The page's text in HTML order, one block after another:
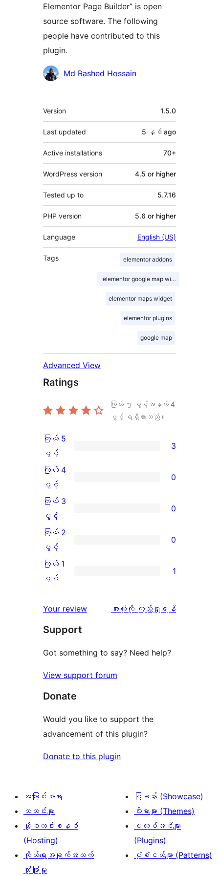
Elementor Page Builder” is open
source software. The following
people have contributed to this
plugin.
Contributors
Md Rashed Hossain
Meta
Version 1.5.0
Last updated 5 နှစ် ago
Active installations 70+
WordPress version 4.5 or higher
Tested up to 5.7.16
PHP version 5.6 or higher
Language English (US)
Tags elementor addons
elementor google map widget
elementor maps widget
elementor plugins
google map
Advanced View
Ratings
ကြယ် ၅ ပွင့်အနက် 4
ပွင့် ရရှိထားသည်။
ကြယ်
5
ပွင့်
အဆင့်
သုံးသပ်
ကြယ် 5
ပွင့်
3
ကြယ်
4
ပွင့်
အဆင့်
သုံးသပ်
ကြယ် 4
ပွင့်
0
ကြယ်
3
ပွင့်
အဆင့်
သုံးသပ်
ကြယ် 3
ပွင့်
0
ကြယ်
2
ပွင့်
သုံးသပ်
0
စောင်
ကြယ် 2
ပွင့်
0
ကြယ်
ပွင့်
သုံးသပ်
ချက်
စောင်
ကြယ် 1
ပွင့်
1
Your review
သုံးသပ်
အားလုံးကို ကြည့်ရှုရန်
Support
Got something to say? Need help?
View support forum
Donate
Would you like to support the
advancement of this plugin?
Donate to this plugin
အကြောင်းအရာ
သတင်းများ
ဟို့စတင်းစနစ်
(Hosting)
ကိုယ်ရေးအချက်အလက်
လုံခြုံမှု
ပြခန်း (Showcase)
သီးမားများ (Themes)
ပလပ်အင်များ
(Plugins)
ပုံစံငယ်များ (Patterns)